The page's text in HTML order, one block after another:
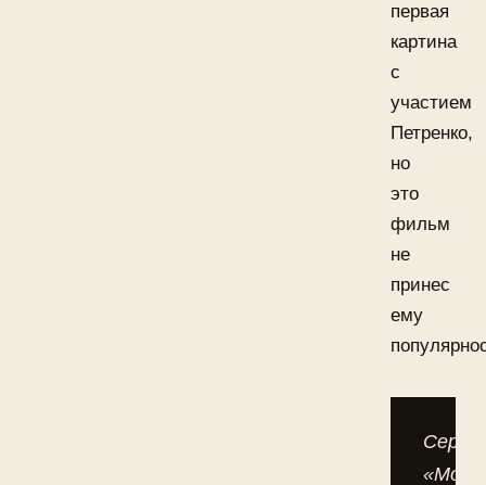
первая
картина
с
участием
Петренко,
но
это
фильм
не
принес
ему